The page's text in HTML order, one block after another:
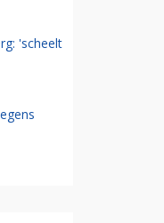
'scheelt